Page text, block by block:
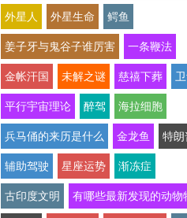
外星人 外星生命 鳄鱼
姜子牙与鬼谷子谁厉害 一条鞭法
金帐汗国 未解之谜 慈禧下葬
平行宇宙理论 醉驾 海拉细胞
兵马俑的来历是什么 金龙鱼 特朗
辅助驾驶 星座运势 渐冻症
古印度文明 有哪些最新发现的动物